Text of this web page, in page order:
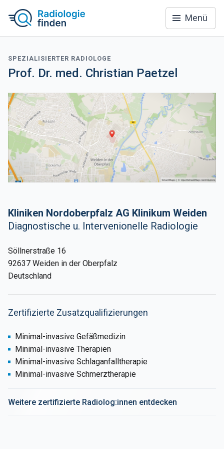
Menü
SPEZIALISIERTER RADIOLOGE
Prof. Dr. med. Christian Paetzel
Kliniken Nordoberpfalz AG Klinikum Weiden
Diagnostische u. Intervenionelle Radiologie
Söllnerstraße 16
92637 Weiden in der Oberpfalz
Deutschland
Zertifizierte Zusatzqualifizierungen
Minimal-invasive Gefäßmedizin
Minimal-invasive Therapien
Minimal-invasive Schlaganfalltherapie
Minimal-invasive Schmerztherapie
Weitere zertifizierte Radiolog:innen entdecken